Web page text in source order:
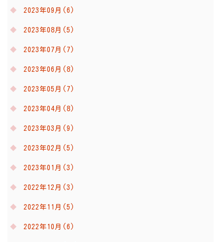
2023年09月(6)
2023年08月(5)
2023年07月(7)
2023年06月(8)
2023年05月(7)
2023年04月(8)
2023年03月(9)
2023年02月(5)
2023年01月(3)
2022年12月(3)
2022年11月(5)
2022年10月(6)